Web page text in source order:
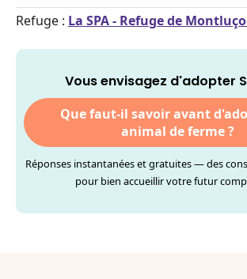
Refuge : La SPA - Refuge de
Vous envisagez d'adopter
Que faut-il savoir avant
animal de ferme ?
Réponses instantanées et gratuites — des
pour bien accueillir votre futur